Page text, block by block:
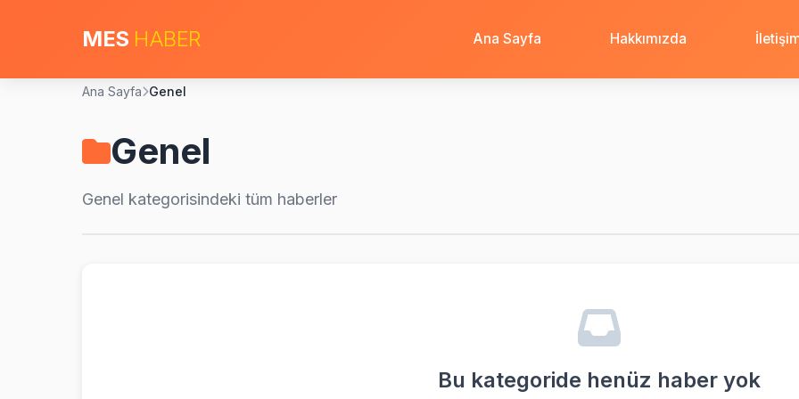
MES HABER Ana Sayfa Hakkımızda
Ana Sayfa Genel
Genel
Genel kategorisindeki tüm haberler
Bu kategoride henüz haber yok